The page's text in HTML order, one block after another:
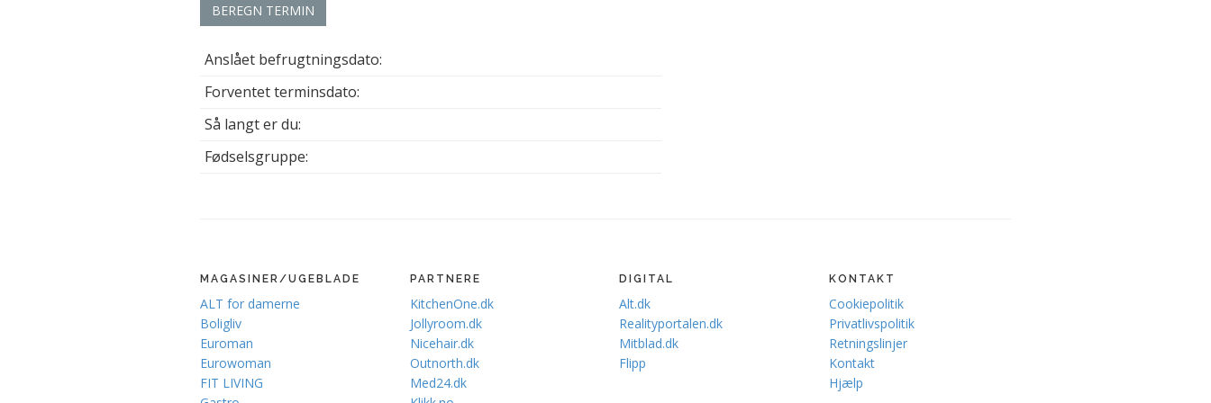
BEREGN TERMIN
Anslået befrugtningsdato:
Forventet terminsdato:
Så langt er du:
Fødselsgruppe:
MAGASINER/UGEBLADE
ALT for damerne
Boligliv
Euroman
Eurowoman
FIT LIVING
PARTNERE
KitchenOne.dk
Jollyroom.dk
Nicehair.dk
Outnorth.dk
Med24.dk
DIGITAL
Alt.dk
Realityportalen.dk
Mitblad.dk
Flipp
KONTAKT
Cookiepolitik
Privatlivspolitik
Retningslinjer
Kontakt
Hjælp